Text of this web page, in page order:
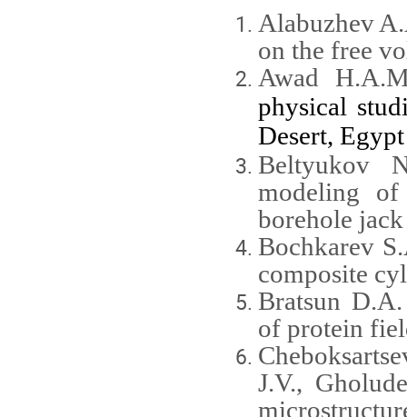
Alabuzhev
on the free
Awad
physical
Desert, Egypt
Beltyukov
modeling
borehole jack
Bochkarev
composite
Bratsun
of protein
J.V.,